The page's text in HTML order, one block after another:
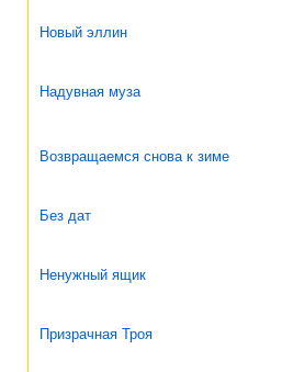
Новый эллин
Надувная муза
Возвращаемся снова к зиме
Без дат
Ненужный ящик
Призрачная Троя